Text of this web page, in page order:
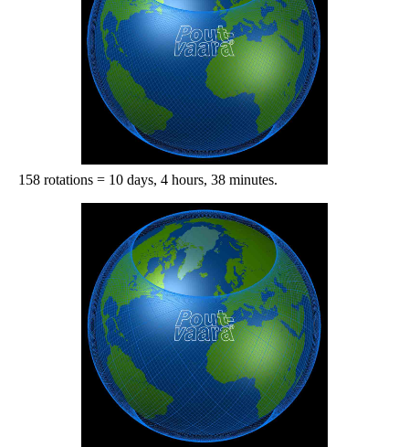
158 rotations = 10 days, 4 hours, 38 minutes.